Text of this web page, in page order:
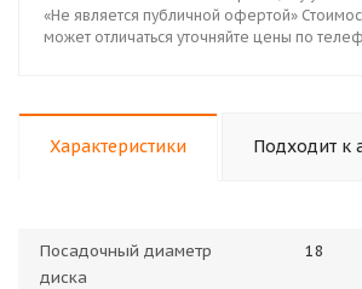
«Не является публичной офертой»
может отличаться уточняйте цены по
Характеристики Подходит к
Посадочный диаметр
диска
18